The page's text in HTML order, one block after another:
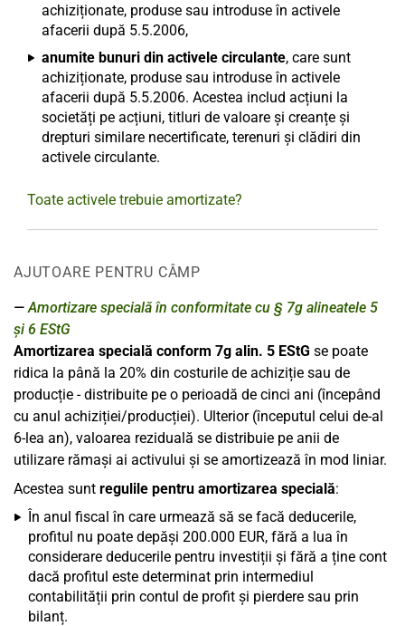
achiziționate, produse sau introduse în activele
afacerii după 5.5.2006,
anumite bunuri din activele circulante, care sunt
achiziționate, produse sau introduse în activele
afacerii după 5.5.2006. Acestea includ acțiuni la
societăți pe acțiuni, titluri de valoare și creanțe și
drepturi similare necertificate, terenuri și clădiri din
activele circulante.
Toate activele trebuie amortizate?
AJUTOARE PENTRU CÂMP
Amortizare specială în conformitate cu § 7g alineatele 5
și 6 EStG
Amortizarea specială conform 7g alin. 5 EStG se poate
ridica la până la 20% din costurile de achiziție sau de
producție - distribuite pe o perioadă de cinci ani (începând
cu anul achiziției/producției). Ulterior (începutul celui de-al
6-lea an), valoarea reziduală se distribuie pe anii de
utilizare rămași ai activului și se amortizează în mod liniar.
Acestea sunt regulile pentru amortizarea specială:
În anul fiscal în care urmează să se facă deducerile,
profitul nu poate depăși 200.000 EUR, fără a lua în
considerare deducerile pentru investiții și fără a ține cont
dacă profitul este determinat prin intermediul
contabilității prin contul de profit și pierdere sau prin
bilanț.